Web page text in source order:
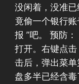
没闲着，没准
竟偷一个银行
报 ”吧。 预防
打开。右键点击
击后，弹出菜
盘多半已经含